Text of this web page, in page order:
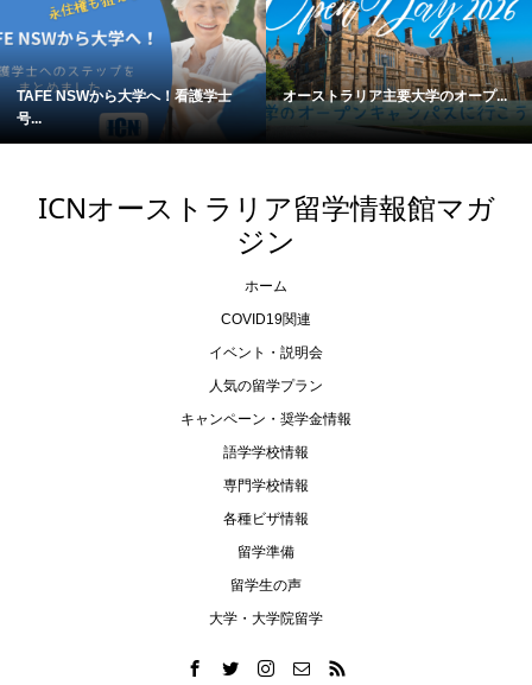
TAFE NSWから大学へ！看護学士
号...
オーストラリア主要大学のオープ...
ICNオーストラリア留学情報館マガ
ジン
ホーム
COVID19関連
イベント・説明会
人気の留学プラン
キャンペーン・奨学金情報
語学学校情報
専門学校情報
各種ビザ情報
留学準備
留学生の声
大学・大学院留学